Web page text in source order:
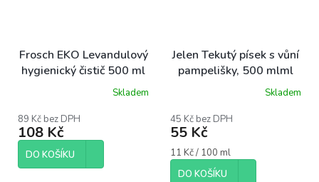
Frosch EKO Levandulový
hygienický čistič 500 ml
Skladem
89 Kč bez DPH
108 Kč
DO KOŠÍKU
Jelen Tekutý písek s vůní
pampelišky, 500 mlml
Skladem
45 Kč bez DPH
55 Kč
Měrná
cena:
11 Kč / 100 ml
DO KOŠÍKU